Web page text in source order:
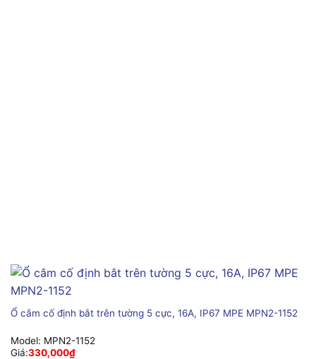
Ổ cắm cố định bắt trên tường 5 cực, 16A, IP67 MPE MPN2-1152
Model: MPN2-1152
Giá:330,000₫